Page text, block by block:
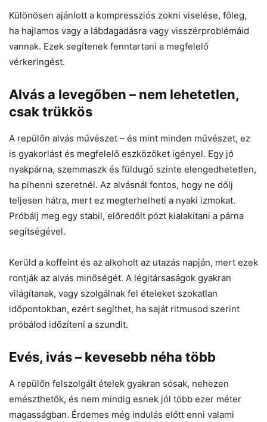
Különösen ajánlott a kompressziós zokni viselése, főleg,
ha hajlamos vagy a lábdagadásra vagy visszérproblémáid
vannak. Ezek segítenek fenntartani a megfelelő
vérkeringést.
Alvás a levegőben – nem lehetetlen,
csak trükkös
A repülőn alvás művészet – és mint minden művészet, ez
is gyakorlást és megfelelő eszközöket igényel. Egy jó
nyakpárna, szemmaszk és füldugó szinte elengedhetetlen,
ha pihenni szeretnél. Az alvásnál fontos, hogy ne dőlj
teljesen hátra, mert ez megterhelheti a nyaki izmokat.
Próbálj meg egy stabil, előredőlt pózt kialakítani a párna
segítségével.
Kerüld a koffeint és az alkoholt az utazás napján, mert ezek
rontják az alvás minőségét. A légitársaságok gyakran
világítanak, vagy szolgálnak fel ételeket szokatlan
időpontokban, ezért segíthet, ha saját ritmusod szerint
próbálod időzíteni a szundit.
Evés, ivás – kevesebb néha több
A repülőn felszolgált ételek gyakran sósak, nehezen
emészthetők, és nem mindig esnek jól több ezer méter
magasságban. Érdemes még indulás előtt enni valami